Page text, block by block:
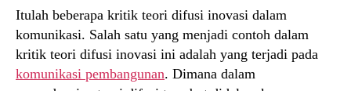
Itulah beberapa kritik teori difusi inovasi dalam
komunikasi. Salah satu yang menjadi contoh dalam
kritik teori difusi inovasi ini adalah yang terjadi pada
komunikasi pembangunan. Dimana dalam